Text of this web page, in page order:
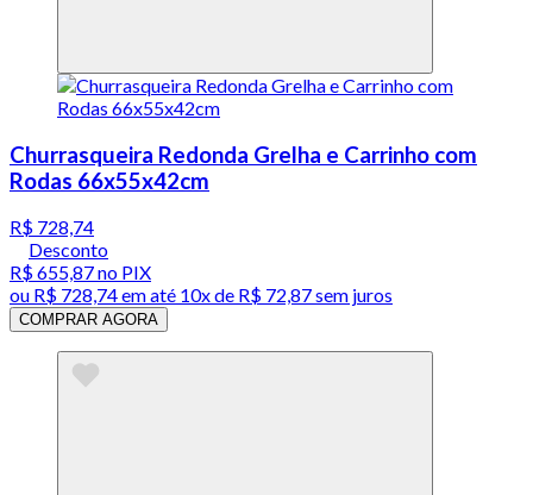
Churrasqueira Redonda Grelha e Carrinho com
Rodas 66x55x42cm
R$ 728,74
Desconto
R$ 655,87no PIX
ou R$ 728,74em até 10x de R$ 72,87 sem juros
COMPRAR AGORA